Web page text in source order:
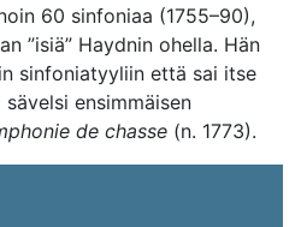
60 sinfoniaa (1755–90),
”isiä” Haydnin ohella. Hän
sinfoniatyyliin että sai itse
ensimmäisen
de chasse (n. 1773).